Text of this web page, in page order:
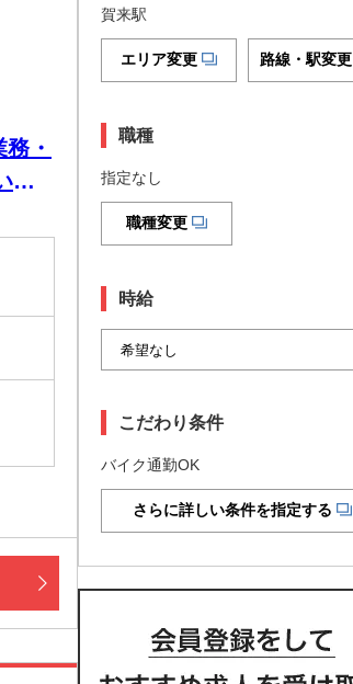
・
あ
賀来駅
エリア変更 路線・駅変更
職種
指定なし
職種変更
時給
こだわり条件
バイク通勤OK
さらに詳しい条件を指定する